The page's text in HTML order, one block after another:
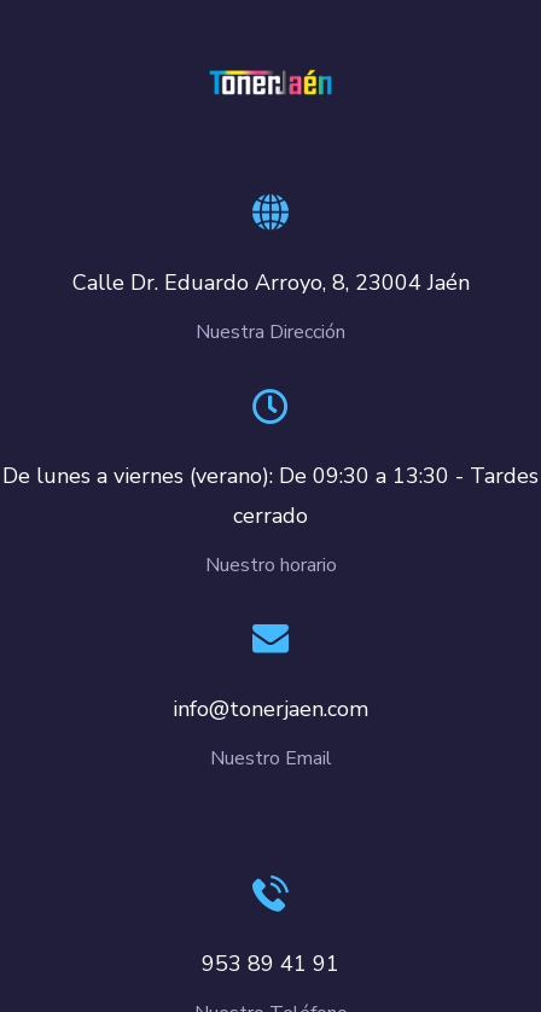
Calle Dr. Eduardo Arroyo, 8, 23004 Jaén
Nuestra Dirección
De lunes a viernes (verano): De 09:30 a 13:30 - Tardes
cerrado
Nuestro horario
info@tonerjaen.com
Nuestro Email
953 89 41 91